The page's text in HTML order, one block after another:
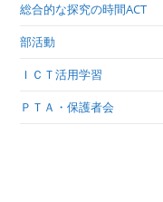
総合的な探究の時間ACT
部活動
ＩＣＴ活用学習
ＰＴＡ・保護者会